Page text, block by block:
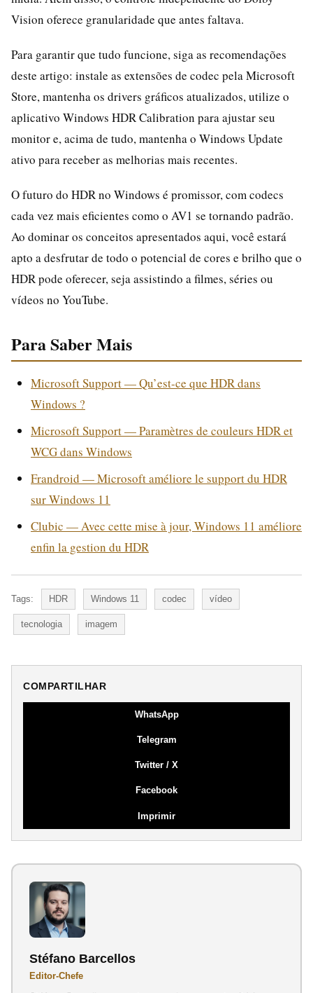
Vision oferece granularidade que antes faltava.
Para garantir que tudo funcione, siga as recomendações
deste artigo: instale as extensões de codec pela Microsoft
Store, mantenha os drivers gráficos atualizados, utilize o
aplicativo Windows HDR Calibration para ajustar seu
monitor e, acima de tudo, mantenha o Windows Update
ativo para receber as melhorias mais recentes.
O futuro do HDR no Windows é promissor, com codecs
cada vez mais eficientes como o AV1 se tornando padrão.
Ao dominar os conceitos apresentados aqui, você estará
apto a desfrutar de todo o potencial de cores e brilho que o
HDR pode oferecer, seja assistindo a filmes, séries ou
vídeos no YouTube.
Para Saber Mais
Microsoft Support — Qu’est-ce que HDR dans
Windows ?
Microsoft Support — Paramètres de couleurs HDR et
WCG dans Windows
Frandroid — Microsoft améliore le support du HDR
sur Windows 11
Clubic — Avec cette mise à jour, Windows 11 améliore
enfin la gestion du HDR
Tags: HDR Windows 11 codec vídeo
tecnologia imagem
COMPARTILHAR
WhatsApp
Telegram
Twitter / X
Facebook
Imprimir
Stéfano Barcellos
Editor-Chefe